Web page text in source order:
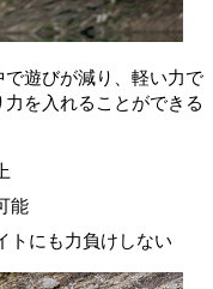
遊びが減り、軽い力で
を入れることができる
能
トにも力負けしない